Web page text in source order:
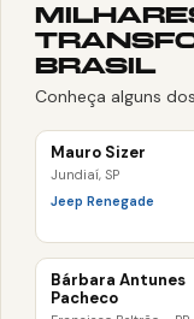
BRASIL
Conheça alguns
Mauro Sizer
Jundiaí, SP
Jeep Renegade
Bárbara Antunes
Pacheco